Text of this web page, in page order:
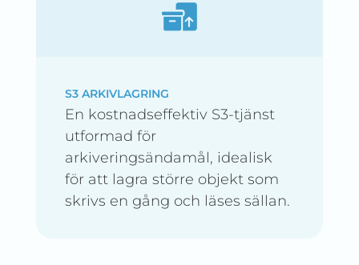
S3 ARKIVLAGRING
En kostnadseffektiv S3-tjänst
utformad för
arkiveringsändamål, idealisk
för att lagra större objekt som
skrivs en gång och läses sällan.